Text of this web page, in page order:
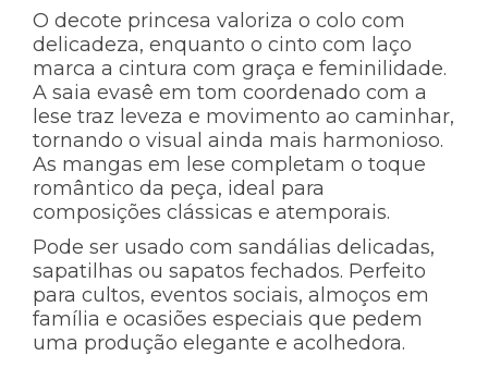
O decote princesa valoriza o colo com
delicadeza, enquanto o cinto com laço
marca a cintura com graça e feminilidade.
A saia evasê em tom coordenado com a
lese traz leveza e movimento ao caminhar,
tornando o visual ainda mais harmonioso.
As mangas em lese completam o toque
romântico da peça, ideal para
composições clássicas e atemporais.
Pode ser usado com sandálias delicadas,
sapatilhas ou sapatos fechados. Perfeito
para cultos, eventos sociais, almoços em
família e ocasiões especiais que pedem
uma produção elegante e acolhedora.